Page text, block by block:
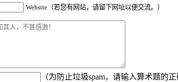
Website（若您有网站，请留下网址以便交流。）
（为防止垃圾spam，请输入算术题的